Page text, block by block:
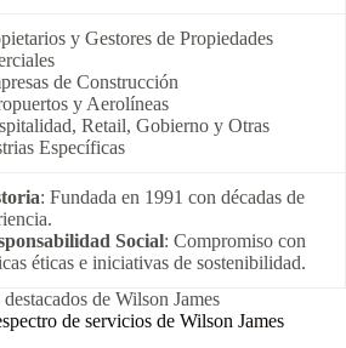
y Gestores de Propiedades
de Construcción
y Aerolíneas
Retail, Gobierno y Otras
Específicas
: Fundada en 1991 con décadas de
Social: Compromiso con
éticas e iniciativas de sostenibilidad.
de Wilson James
de servicios de Wilson James